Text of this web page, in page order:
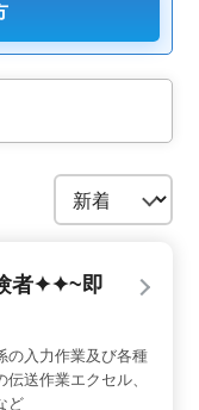
者✦✦~即
の入力作業及び各種
送作業エクセル、
ど